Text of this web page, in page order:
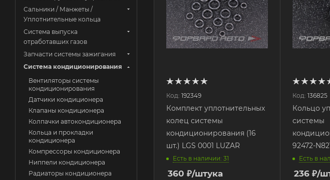
Код: 192349
Комплект уплотнительных
колец системы
кондиционирования (16
шт.) LGS 0001 LUZAR
Есть в наличии: 31
360 ₽/штука
Код: 136825
Кольцо
системы
92472-
Есть в
236₽/
Сальники / Манжеты /
Уплотнительные кольца
Система выпуска
отработавших газов
Запчасти системы зажигания
Система кондиционирования
Вентиляторы системы
кондиционирования
Датчики кондиционера
Клапаны кондиционера
Колпачки автокондиционера
Кольца и прокладки
кондиционера
Компрессоры кондиционера
Ниппели кондиционера
Радиаторы кондиционера